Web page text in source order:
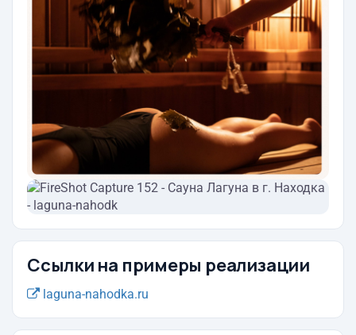
Ссылки на примеры реализации
laguna-nahodka.ru